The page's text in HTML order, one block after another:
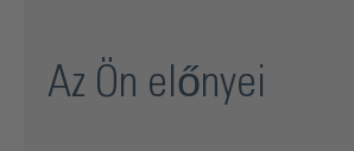
Az Ön előnyei